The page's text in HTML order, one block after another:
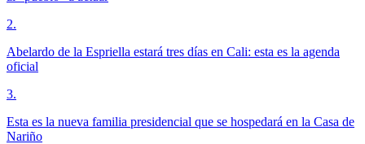
2.
Abelardo de la Espriella estará tres días en Cali: esta es la agenda
oficial
3.
Esta es la nueva familia presidencial que se hospedará en la Casa de
Nariño